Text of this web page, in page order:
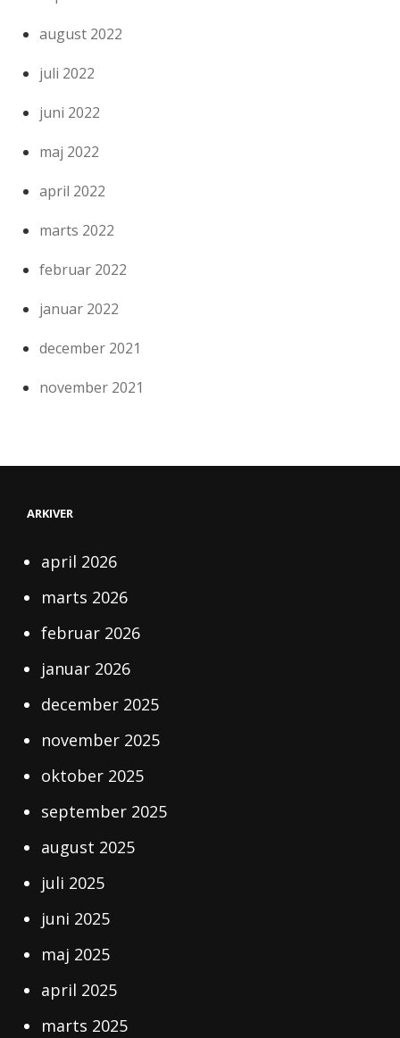
august 2022
juli 2022
juni 2022
maj 2022
april 2022
marts 2022
februar 2022
januar 2022
december 2021
november 2021
ARKIVER
april 2026
marts 2026
februar 2026
januar 2026
december 2025
november 2025
oktober 2025
september 2025
august 2025
juli 2025
juni 2025
maj 2025
april 2025
marts 2025